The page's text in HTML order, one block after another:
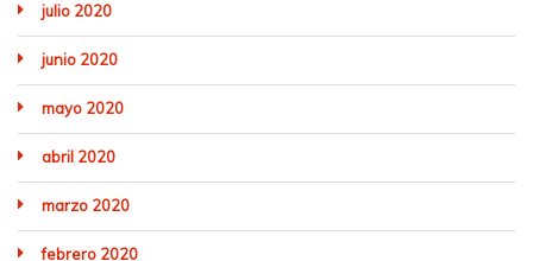
julio 2020
junio 2020
mayo 2020
abril 2020
marzo 2020
febrero 2020